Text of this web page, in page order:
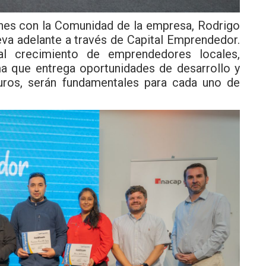
con la Comunidad de la empresa, Rodrigo
adelante a través de Capital Emprendedor.
crecimiento de emprendedores locales,
que entrega oportunidades de desarrollo y
serán fundamentales para cada uno de